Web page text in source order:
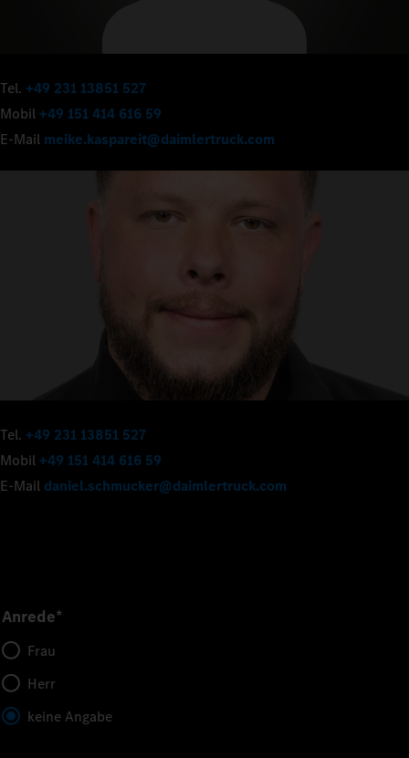
Tel. +49 231 13851 527
Mobil+49 151 414 616 59
E-Mail meike.kaspareit@daimlertruck.com
Tel. +49 231 13851 527
Mobil+49 151 414 616 59
E-Mail daniel.schmucker@daimlertruck.com
Anrede*
Frau
Herr
keine Angabe